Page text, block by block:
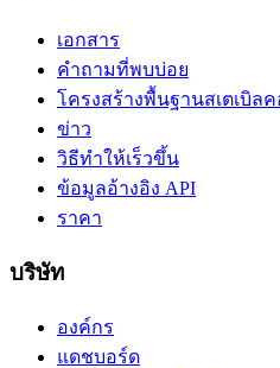
เอกสาร
คำถามที่พบบ่อย
โครงสร้างพื้นฐานสเตเบิล
ข่าว
วิธีทำให้เร็วขึ้น
ข้อมูลอ้างอิง API
ราคา
บริษัท
องค์กร
แดชบอร์ด